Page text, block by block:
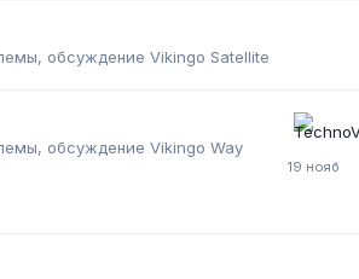
обсуждение Vikingo Satellite
обсуждение Vikingo Way